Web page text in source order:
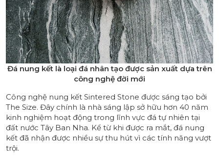
Đá nung kết là loại đá nhân tạo được sản xuất dựa trên
công nghệ đời mới
Công nghệ nung kết Sintered Stone được sáng tạo bởi
The Size. Đây chính là nhà sáng lập sở hữu hơn 40 năm
kinh nghiệm hoạt động trong lĩnh vực đá tự nhiên tại
đất nước Tây Ban Nha. Kể từ khi được ra mắt, đá nung
kết đã nhận được nhiều sự thu hút vì các tính năng vượt
trội.